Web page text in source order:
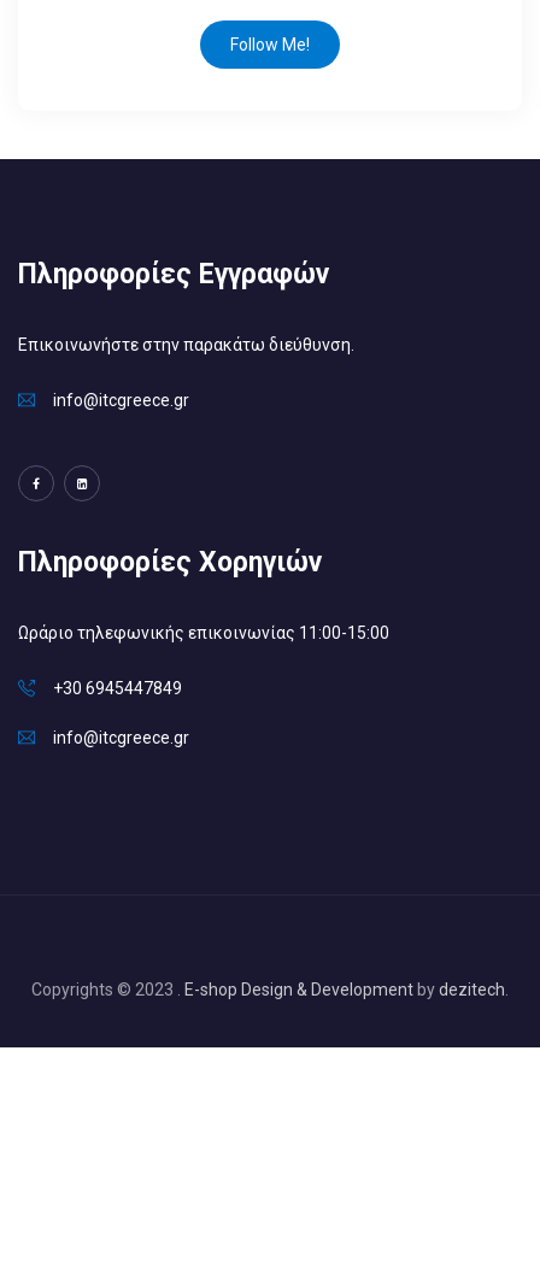
Follow Me!
Πληροφορίες Εγγραφών
Επικοινωνήστε στην παρακάτω διεύθυνση.
info@itcgreece.gr
Πληροφορίες Χορηγιών
Ωράριο τηλεφωνικής επικοινωνίας 11:00-15:00
+30 6945447849
info@itcgreece.gr
Copyrights © 2023 . E-shop Design & Development bydezitech